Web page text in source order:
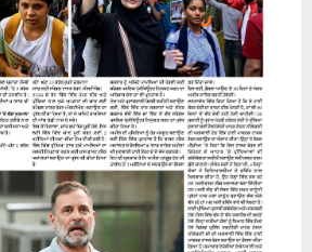
31 July 2026